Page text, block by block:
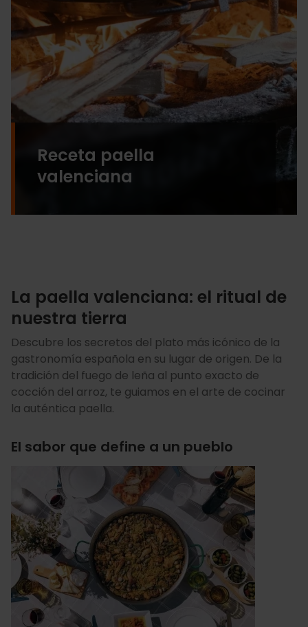
Receta paella
valenciana
La paella valenciana: el ritual de
nuestra tierra
Descubre los secretos del plato más icónico de la
gastronomía española en su lugar de origen. De la
tradición del fuego de leña al punto exacto de
cocción del arroz, te guiamos en el arte de cocinar
la auténtica paella.
El sabor que define a un pueblo